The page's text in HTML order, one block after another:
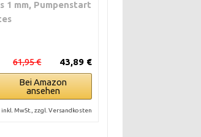
1 mm, Pumpenstart
43,89 €
61,95 €
Bei Amazon
ansehen
inkl. MwSt., zzgl. Versandkosten